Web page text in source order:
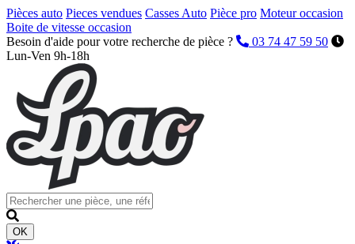
Pièces auto Pieces vendues Casses Auto Pièce pro Moteur occasion
Boite de vitesse occasion
Besoin d'aide pour votre recherche de pièce ?
03 74 47 59 50
Lun-Ven 9h-18h
OK